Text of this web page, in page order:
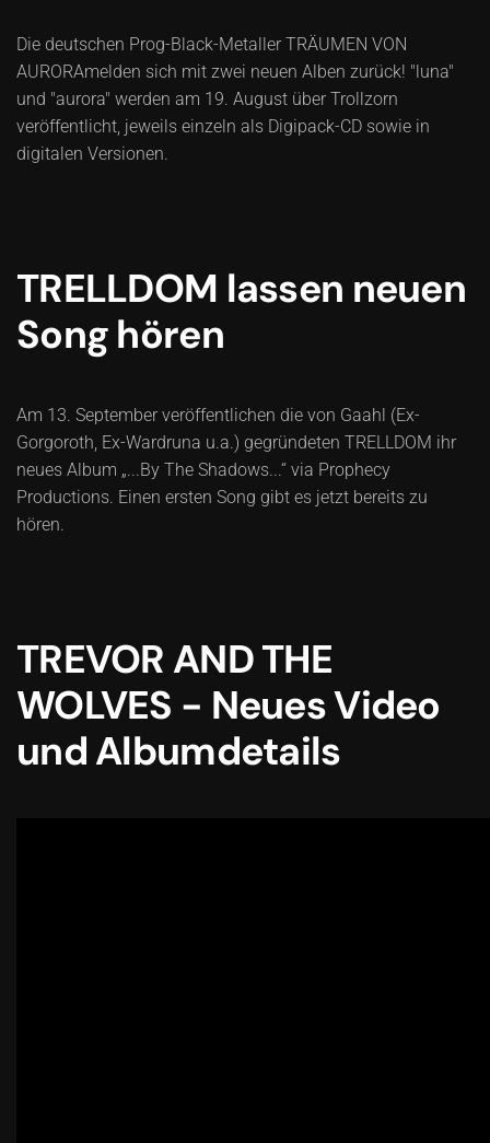
Die deutschen Prog-Black-Metaller TRÄUMEN VON
AURORAmelden sich mit zwei neuen Alben zurück! "luna"
und "aurora" werden am 19. August über Trollzorn
veröffentlicht, jeweils einzeln als Digipack-CD sowie in
digitalen Versionen.
TRELLDOM lassen neuen
Song hören
Am 13. September veröffentlichen die von Gaahl (Ex-
Gorgoroth, Ex-Wardruna u.a.) gegründeten TRELLDOM ihr
neues Album „...By The Shadows...“ via Prophecy
Productions. Einen ersten Song gibt es jetzt bereits zu
hören.
TREVOR AND THE
WOLVES - Neues Video
und Albumdetails